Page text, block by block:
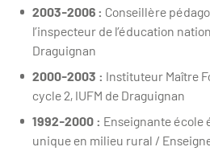
2003-2006 : Conseillère
l’inspecteur de l’éducation
Draguignan
2000-2003 : Instituteur Maître
cycle 2, IUFM de Draguignan
1992-2000 : Enseignante école
unique en milieu rural /